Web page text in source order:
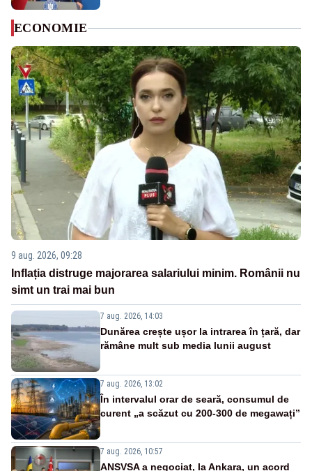
ECONOMIE
9 aug. 2026, 09:28
Inflația distruge majorarea salariului minim. Românii nu
simt un trai mai bun
7 aug. 2026, 14:03
Dunărea crește ușor la intrarea în țară, dar
rămâne mult sub media lunii august
7 aug. 2026, 13:02
În intervalul orar de seară, consumul de
curent „a scăzut cu 200-300 de megawați”
7 aug. 2026, 10:57
ANSVSA a negociat, la Ankara, un acord